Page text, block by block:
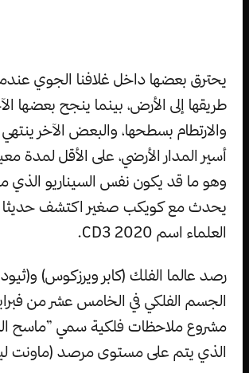
يحترق بعضها داخل غلافنا الجوي
طريقها إلى الأرض، بينما ينجح بعضها
والارتطام بسطحها، والبعض الآخر
أسير المدار الأرضي، على الأقل لمدة
وهو ما قد يكون نفس السيناريو الذي
يحدث مع كويكب صغير اكتشف حديثا
العلماء اسم 2020 CD3.
رصد عالما الفلك (كابر ويرزكوس)
الجسم الفلكي في الخامس عشر من
مشروع ملاحظات فلكية سمي ”ماسح
الذي يتم على مستوى مرصد (ماونت